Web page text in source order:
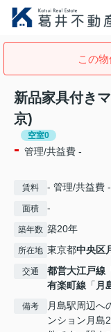
この
新品家具付き
京)
空室0
- 管理/共益費 -
賃料 - 管理/共益費 -
面積 -
築年数 築20年
所在地 東京都中央区
交通 都営大江戸線
有楽町線 「 月
備考
月島駅周辺へ
ンション月島